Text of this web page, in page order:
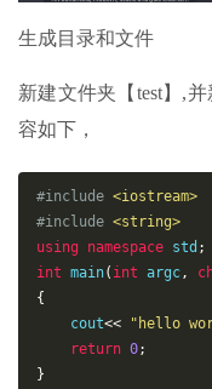
生成目录和文件
新建文件夹【test】,
容如下，
#include <iostream>
#include <string>
using
namespace std ;
int main( int argc,
{
    cout
<< "hello
return 0;
}